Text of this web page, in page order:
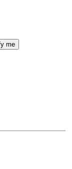
me